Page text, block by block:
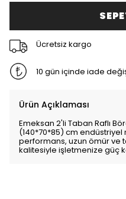
Ücretsiz kargo
10 gün içinde iade
Ürün Açıklaması
Emeksan 2'li Taban Raflı
(140*70*85) cm endüstriyel
performans, uzun ömür ve
kalitesiyle işletmenize güç